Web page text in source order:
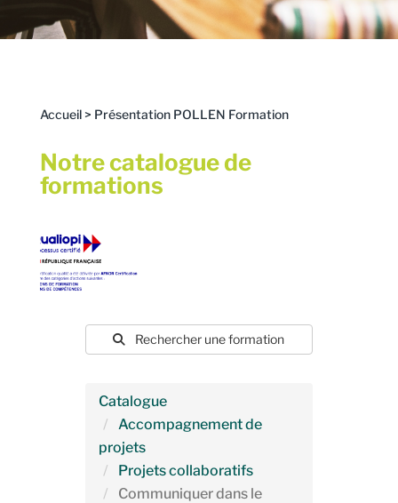
Accueil> Présentation POLLEN Formation
Notre catalogue de
formations
Rechercher une formation
Catalogue
Accompagnement de
projets
Projets collaboratifs
Communiquer dans le